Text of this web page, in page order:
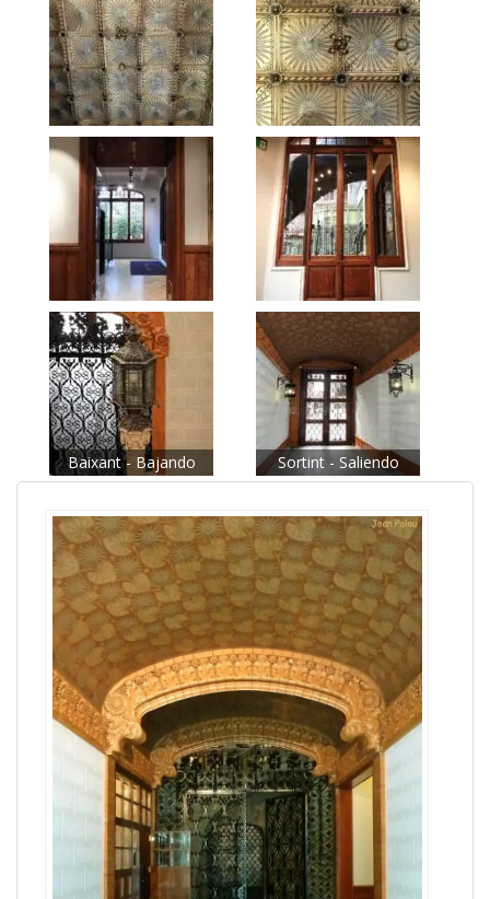
Baixant - Bajando Sortint - Saliendo